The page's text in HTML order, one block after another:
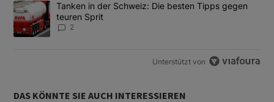
Ein Trendartikel mit dem Titel "Tanken in der Schweiz: Die
Tanken in der Schweiz: Die besten Tipps gegen
teuren Sprit
2
Unterstützt von
DAS KÖNNTE SIE AUCH INTERESSIEREN